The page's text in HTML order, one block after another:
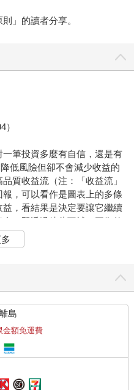
」的讀者分享。
筆投資多麼有自信，還是有
低風險但卻不會減少收益的
質收益流（注：「收益流」
，可以看作是圖表上的多條
，看結果是決定要讓它繼續
方得不到、一個既穩定又可
理模型，可以輸入預期的投資
些資產過去的表現有多高的
合。但他的模型沒有說明當
量效應，或者如何處理這些
擔心如果我假設錯了該怎麼
理解多樣化。我要求一位剛
年加入橋水的布萊恩．戈
如果我逐步增加不同相關性的
將會如何降低，而且品質
島
金額免運費